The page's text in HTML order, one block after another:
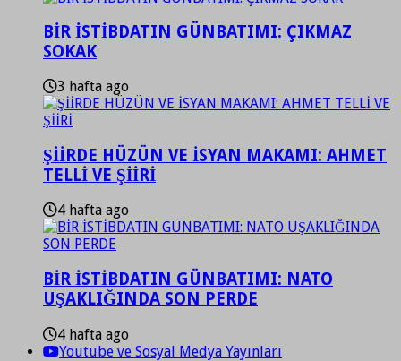
BİR İSTİBDATIN GÜNBATIMI: ÇIKMAZ
SOKAK
3 hafta ago
ŞİİRDE HÜZÜN VE İSYAN MAKAMI: AHMET
TELLİ VE ŞİİRİ
4 hafta ago
BİR İSTİBDATIN GÜNBATIMI: NATO
UŞAKLIĞINDA SON PERDE
4 hafta ago
Youtube ve Sosyal Medya Yayınları